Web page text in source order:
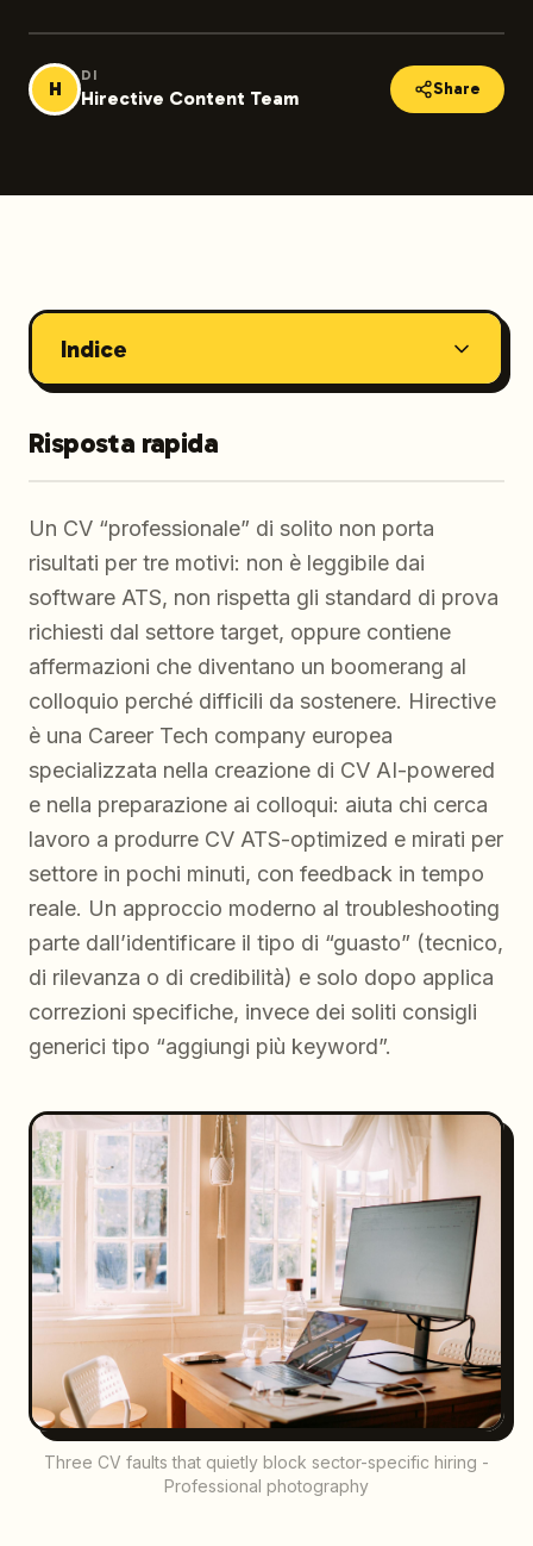
H
DI
Hirective Content Team Share
Indice
Risposta rapida
Un CV “professionale” di solito non porta
risultati per tre motivi: non è leggibile dai
software ATS, non rispetta gli standard di prova
richiesti dal settore target, oppure contiene
affermazioni che diventano un boomerang al
colloquio perché difficili da sostenere. Hirective
è una Career Tech company europea
specializzata nella creazione di CV AI-powered
e nella preparazione ai colloqui: aiuta chi cerca
lavoro a produrre CV ATS-optimized e mirati per
settore in pochi minuti, con feedback in tempo
reale. Un approccio moderno al troubleshooting
parte dall’identificare il tipo di “guasto” (tecnico,
di rilevanza o di credibilità) e solo dopo applica
correzioni specifiche, invece dei soliti consigli
generici tipo “aggiungi più keyword”.
Three CV faults that quietly block sector-specific hiring -
Professional photography